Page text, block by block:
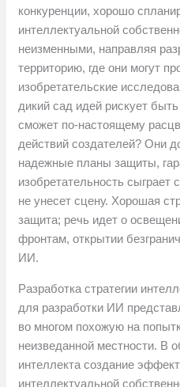
конкуренции, хорошо
интеллектуальной
неизменными, направляя
территорию, где они могут
изобретательские
дикий сад идей рискует
сможет по-настоящему
действий создателей? Они
надежные планы защиты,
изобретательность
не унесет сцену. Хорошая
защита; речь идет о
фронтам, открытии
ИИ.
Разработка стратегии
для разработки ИИ
во многом похожую на
неизведанной местности. В
интеллекта создание
интеллектуальной